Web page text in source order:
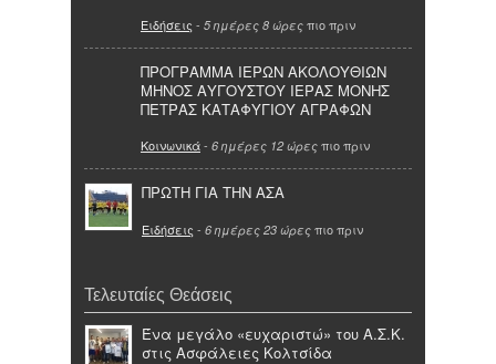
Ειδήσεις - 5 ημέρες 8 ώρες πιο πριν
ΠΡΟΓΡΑΜΜΑ ΙΕΡΩΝ ΑΚΟΛΟΥΘΙΩΝ
ΜΗΝΟΣ ΑΥΓΟΥΣΤΟΥ ΙΕΡΑΣ ΜΟΝΗΣ
ΠΕΤΡΑΣ ΚΑΤΑΦΥΓΙΟΥ ΑΓΡΑΦΩΝ
Κοινωνικά- 6 ημέρες 12 ώρες πιο πριν
ΠΡΩΤΗ ΓΙΑ ΤΗΝ ΑΣΑ
Ειδήσεις - 6 ημέρες 23 ώρες πιο πριν
Τελευταίες Θεάσεις
Ένα μεγάλο «ευχαριστώ» του Α.Σ.Κ.
στις Ασφάλειες Κολτσίδα